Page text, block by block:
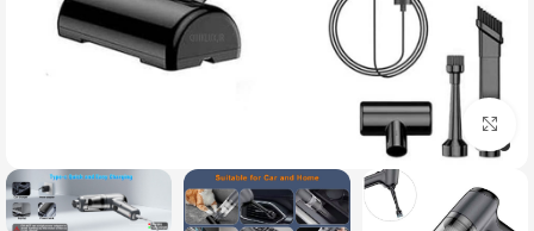
بزرگنمایی تصویر